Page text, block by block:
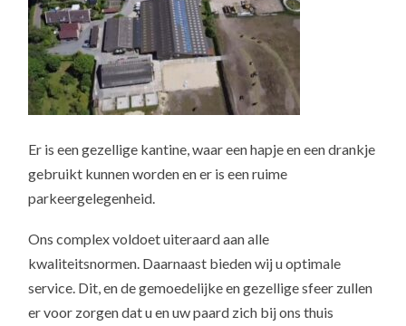
Er is een gezellige kantine, waar een hapje en een drankje
gebruikt kunnen worden en er is een ruime
parkeergelegenheid.
Ons complex voldoet uiteraard aan alle
kwaliteitsnormen. Daarnaast bieden wij u optimale
service. Dit, en de gemoedelijke en gezellige sfeer zullen
er voor zorgen dat u en uw paard zich bij ons thuis